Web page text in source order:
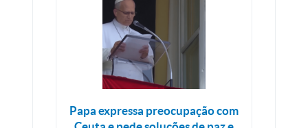
Papa expressa preocupação com